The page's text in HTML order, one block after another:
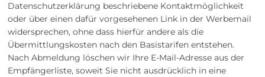
Datenschutzerklärung beschriebene Kontaktmöglichkeit
oder über einen dafür vorgesehenen Link in der Werbemail
widersprechen, ohne dass hierfür andere als die
Übermittlungskosten nach den Basistarifen entstehen.
Nach Abmeldung löschen wir Ihre E-Mail-Adresse aus der
Empfängerliste, soweit Sie nicht ausdrücklich in eine